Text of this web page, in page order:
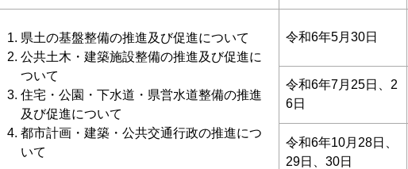
県土の基盤整備の推進及び促進について
公共土木・建築施設整備の推進及び促進に
ついて
住宅・公園・下水道・県営水道整備の推進
及び促進について
都市計画・建築・公共交通行政の推進につ
いて
令和6年5月30日
令和6年7月25日、2
6日
令和6年10月28日、
29日、30日